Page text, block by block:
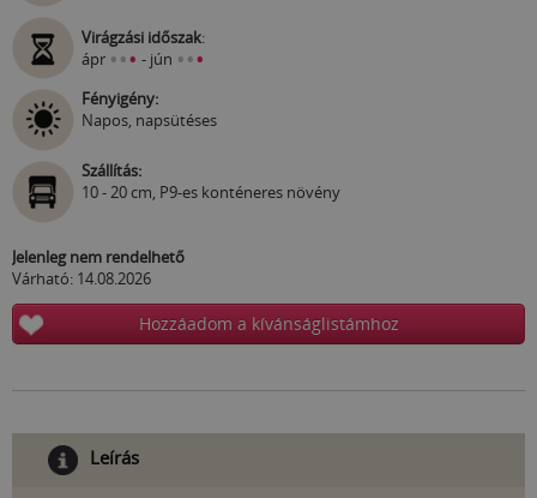
Virágzási időszak:
ápr ••• - jún •••
Fényigény:
Napos, napsütéses
Szállítás:
10 - 20 cm, P9-es konténeres növény
Jelenleg nem rendelhető
Várható: 14.08.2026
Hozzáadom a kívánságlistámhoz
Leírás